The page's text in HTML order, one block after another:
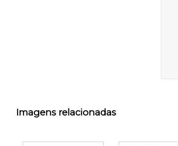
Imagens relacionadas